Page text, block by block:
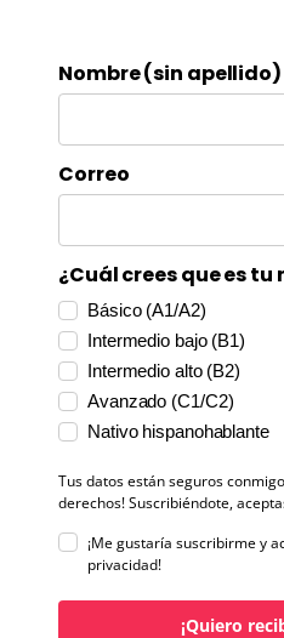
Nombre (sin apellido)
Correo
¿Cuál crees que es tu
Básico (A1/A2)
Intermedio bajo (B1)
Intermedio alto (B2)
Avanzado (C1/C2)
Nativo hispanohablante
Tus datos están seguros
derechos! Suscribiéndote,
¡Me gustaría suscribirme y
privacidad!
¡Quiero